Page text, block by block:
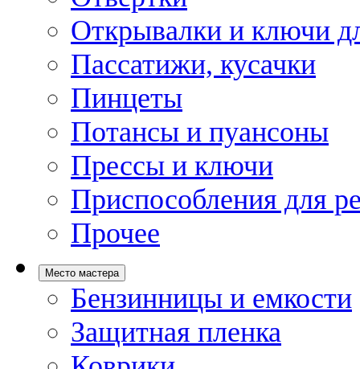
Открывалки и ключи
Пассатижи, кусачки
Пинцеты
Потансы и пуансоны
Прессы и ключи
Приспособления для
Прочее
Место мастера
Бензинницы и емкости
Защитная пленка